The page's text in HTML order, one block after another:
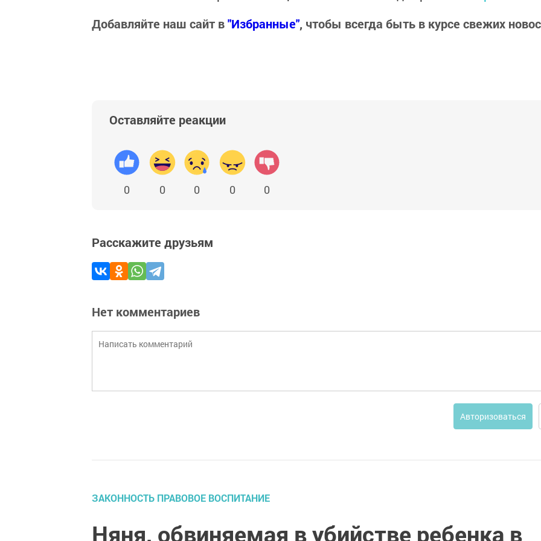
Добавляйте наш сайт в"Избранные", чтобы всегда быть в курсе свежих
Оставляйте реакции
0 0 0 0 0
Расскажите друзьям
Нет комментариев
Авторизоваться
ЗАКОННОСТЬ ПРАВОВОЕ ВОСПИТАНИЕ
Няня, обвиняемая в убийстве ребенка в